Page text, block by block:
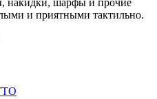
и приятными тактильно.